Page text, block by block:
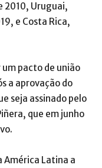
2010, Uruguai,
e Costa Rica,
pacto de união
a aprovação do
seja assinado pelo
que em junho
América Latina a